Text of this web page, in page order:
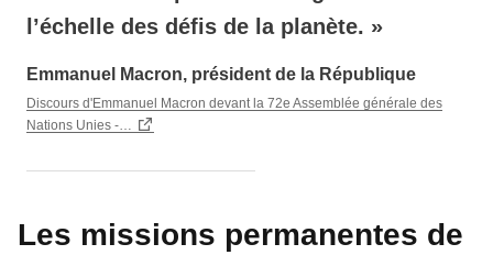
l’échelle des défis de la planète. »
Emmanuel Macron, président de la République
Discours d'Emmanuel Macron devant la 72e Assemblée générale des
Nations Unies -…
Les missions permanentes de